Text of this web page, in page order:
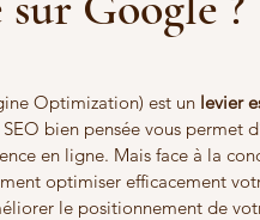
Optimization) est un levier
bien pensée vous permet
en ligne. Mais face à la
optimiser efficacement
le positionnement de